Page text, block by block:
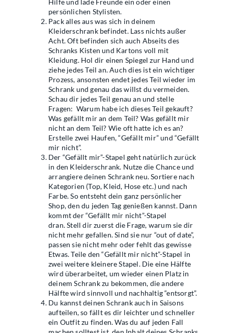
persönlichen Stylisten.
Pack alles aus was sich in deinem
Kleiderschrank befindet. Lass nichts außer
Acht. Oft befinden sich auch Abseits des
Schranks Kisten und Kartons voll mit
Kleidung. Hol dir einen Spiegel zur Hand und
ziehe jedes Teil an. Auch dies ist ein wichtiger
Prozess, ansonsten endet jedes Teil wieder im
Schrank und genau das willst du vermeiden.
Schau dir jedes Teil genau an und stelle
Fragen: Warum habe ich dieses Teil gekauft?
Was gefällt mir an dem Teil? Was gefällt mir
nicht an dem Teil? Wie oft hatte ich es an?
Erstelle zwei Haufen, “Gefällt mir” und “Gefällt
mir nicht”.
Der “Gefällt mir”-Stapel geht natürlich zurück
in den Kleiderschrank. Nutze die Chance und
arrangiere deinen Schrank neu. Sortiere nach
Kategorien (Top, Kleid, Hose etc.) und nach
Farbe. So entsteht dein ganz persönlicher
Shop, den du jeden Tag genießen kannst. Dann
kommt der “Gefällt mir nicht”-Stapel
dran.Stell dir zuerst die Frage, warum sie dir
nicht mehr gefallen. Sind sie nur “out of date”,
passen sie nicht mehr oder fehlt das gewisse
Etwas. Teile den “Gefällt mir nicht”-Stapel in
zwei weitere kleinere Stapel. Die eine Hälfte
wird überarbeitet, um wieder einen Platz in
deinem Schrank zu bekommen, die andere
Hälfte wird sinnvoll und nachhaltig “entsorgt”.
Du kannst deinen Schrank auch in Saisons
aufteilen, so fällt es dir leichter und schneller
ein Outfit zu finden. Was du auf jeden Fall